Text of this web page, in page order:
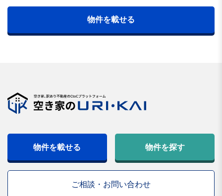
物件を載せる
物件を載せる 物件を探す
ご相談・お問い合わせ